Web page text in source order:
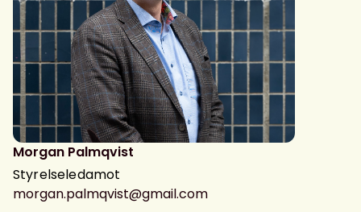
Morgan Palmqvist
Styrelseledamot
morgan.palmqvist@gmail.com